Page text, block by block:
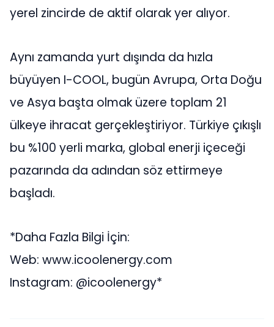
yerel zincirde de aktif olarak yer alıyor.
Aynı zamanda yurt dışında da hızla
büyüyen I-COOL, bugün Avrupa, Orta Doğu
ve Asya başta olmak üzere toplam 21
ülkeye ihracat gerçekleştiriyor. Türkiye çıkışlı
bu %100 yerli marka, global enerji içeceği
pazarında da adından söz ettirmeye
başladı.
*Daha Fazla Bilgi İçin:
Web: www.icoolenergy.com
Instagram: @icoolenergy*